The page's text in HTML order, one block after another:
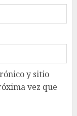
y sitio
vez que